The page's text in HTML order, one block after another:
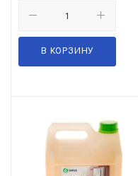
В КОРЗИНУ